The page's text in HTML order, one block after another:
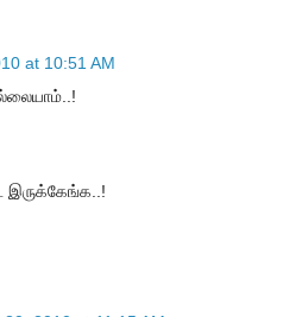
at 10:51 AM
இருக்கேங்க..!